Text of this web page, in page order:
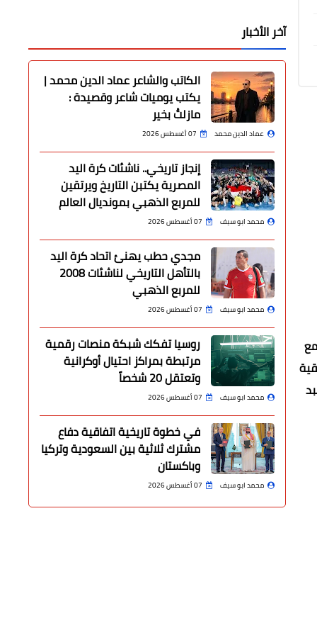
آخر الأخبار
الكاتب والشاعر عماد الدين محمد |
يكتب يوميات شاعر وقصيدة :
مازلتُ بخير
عماد الدين محمد 07 أغسطس 2026
إنجاز تاريخي.. ناشئات كرة اليد
المصرية يكتبن التاريخ ويرتقين
للمربع الذهبي بمونديال العالم
محمد ابو سيف 07 أغسطس 2026
مجدي حطب يهنئ اتحاد كرة اليد
بالتأهل التاريخي لناشئات 2008
للمربع الذهبي
محمد ابو سيف 07 أغسطس 2026
روسيا تفكك شبكة منصات رقمية
مرتبطة بمراكز احتيال أوكرانية
وتعتقل 20 شخصاً
محمد ابو سيف 07 أغسطس 2026
في خطوة تاريخية اتفاقية دفاع
مشترك ثلاثية بين السعودية وتركيا
وباكستان
محمد ابو سيف 07 أغسطس 2026